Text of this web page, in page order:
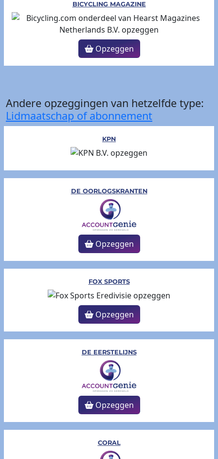
BICYCLING MAGAZINE
Opzeggen
Andere opzeggingen van hetzelfde type:
Lidmaatschap of abonnement
KPN
DE OORLOGSKRANTEN
Opzeggen
FOX SPORTS
Opzeggen
DE EERSTELIJNS
Opzeggen
CORAL